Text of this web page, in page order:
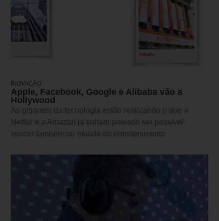
INOVAÇÃO
Apple, Facebook, Google e Alibaba vão a
Hollywood
As gigantes da tecnologia estão realizando o que a
Netflix e a Amazon já tinham provado ser possível:
vencer também no mundo do entretenimento